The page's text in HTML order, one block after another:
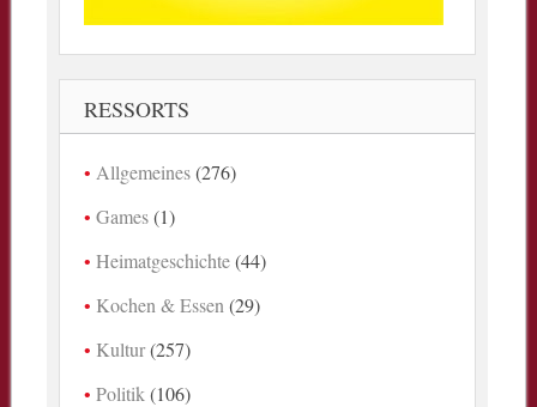
RESSORTS
Allgemeines(276)
Games(1)
Heimatgeschichte(44)
Kochen & Essen (29)
Kultur(257)
Politik (106)